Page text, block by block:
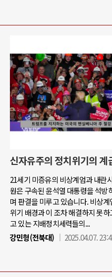
신자유주의 정치위기의 계
21세기 미증유의 비상계엄과 내란
원은 구속된 윤석열 대통령을 석방
며 판결을 미루고 있습니다. 비상
위기 배경과 이 조차 해결하지 못
고 있는 지배정치세력들의...
강민형(전북대)
2025.04.07.